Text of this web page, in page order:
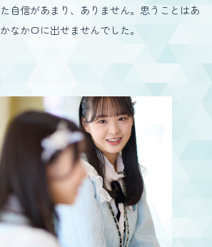
自信があまり、ありません。思うことはあ
なか口に出せませんでした。